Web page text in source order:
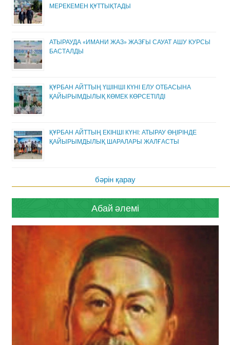
МЕРЕКЕМЕН ҚҰТТЫҚТАДЫ
АТЫРАУДА «ИМАНИ ЖАЗ» ЖАЗҒЫ САУАТ АШУ КУРСЫ
БАСТАЛДЫ
ҚҰРБАН АЙТТЫҢ ҮШІНШІ КҮНІ ЕЛУ ОТБАСЫНА
ҚАЙЫРЫМДЫЛЫҚ КӨМЕК КӨРСЕТІЛДІ
ҚҰРБАН АЙТТЫҢ ЕКІНШІ КҮНІ: АТЫРАУ ӨҢІРІНДЕ
ҚАЙЫРЫМДЫЛЫҚ ШАРАЛАРЫ ЖАЛҒАСТЫ
бәрін қарау
Абай әлемі